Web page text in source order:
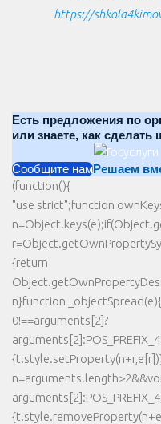
https://
Есть предложения по
или знаете, как
Сообщите намРешаем
(function(){
"use strict";function
{return
n}function
0!==arguments[2]?